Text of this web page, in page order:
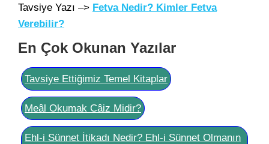
Tavsiye Yazı –> Fetva Nedir? Kimler Fetva
Verebilir?
En Çok Okunan Yazılar
Tavsiye Ettiğimiz Temel Kitaplar
Meâl Okumak Câiz Midir?
Ehl-i Sünnet İtikadı Nedir? Ehl-i Sünnet Olmanın